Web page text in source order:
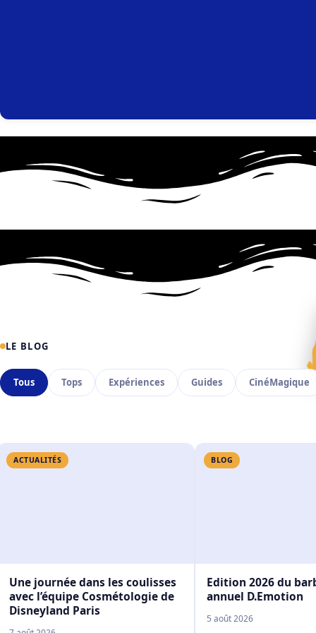
LE BLOG
Tous Tops Expériences Guides CinéMagique
ACTUALITÉS
Une journée dans les coulisses
avec l’équipe Cosmétologie de
Disneyland Paris
BLOG
Edition 2026 du
annuel D.Emotion
5 août 2026